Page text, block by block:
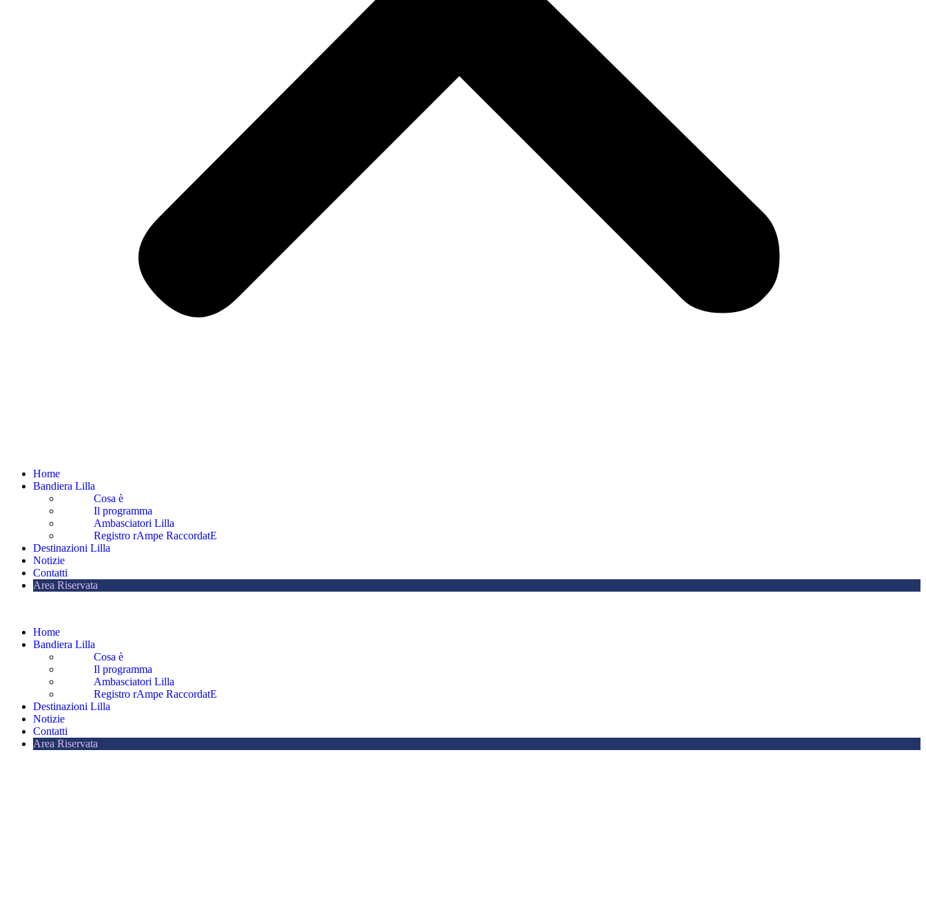
Home
Bandiera Lilla
Cosa è
Il programma
Ambasciatori Lilla
Registro rAmpe RaccordatE
Destinazioni Lilla
Notizie
Contatti
Area Riservata
Home
Bandiera Lilla
Cosa è
Il programma
Ambasciatori Lilla
Registro rAmpe RaccordatE
Destinazioni Lilla
Notizie
Contatti
Area Riservata